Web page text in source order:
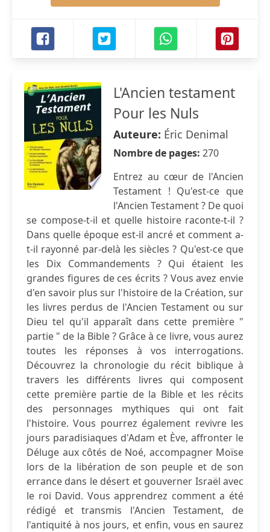
L'Ancien testament
Pour les Nuls
Auteure: Éric Denimal
Nombre de pages: 270
Entrez au cœur de l'Ancien
Testament ! Qu'est-ce que
l'Ancien Testament ? De quoi
se compose-t-il et quelle histoire raconte-t-il ?
Dans quelle époque est-il ancré et comment a-
t-il rayonné par-delà les siècles ? Qu'est-ce que
les Dix Commandements ? Qui étaient les
grandes figures de ces écrits ? Vous avez envie
d'en savoir plus sur l'histoire de la Création, sur
les livres perdus de l'Ancien Testament ou sur
Dieu tel qu'il apparaît dans cette première "
partie " de la Bible ? Grâce à ce livre, vous aurez
toutes les réponses à vos interrogations.
Découvrez la chronologie du récit biblique à
travers les différents livres qui composent
cette première partie de la Bible et les récits
des personnages mythiques qui ont fait
l'histoire. Vous pourrez également revivre les
jours paradisiaques d'Adam et Ève, affronter le
Déluge aux côtés de Noé, accompagner Moïse
lors de la libération de son peuple et de son
errance dans le désert et gouverner Israël avec
le roi David. Vous apprendrez comment a été
rédigé et transmis l'Ancien Testament, de
l'antiquité à nos jours, et enfin, vous en saurez